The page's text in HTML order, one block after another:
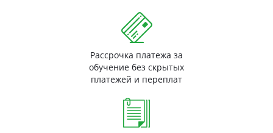
Рассрочка платежа за
обучение без скрытых
платежей и переплат